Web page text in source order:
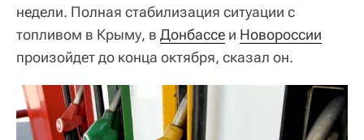
недели. Полная стабилизация ситуации с
топливом в Крыму, в Донбассе и Новороссии
произойдет до конца октября, сказал он.